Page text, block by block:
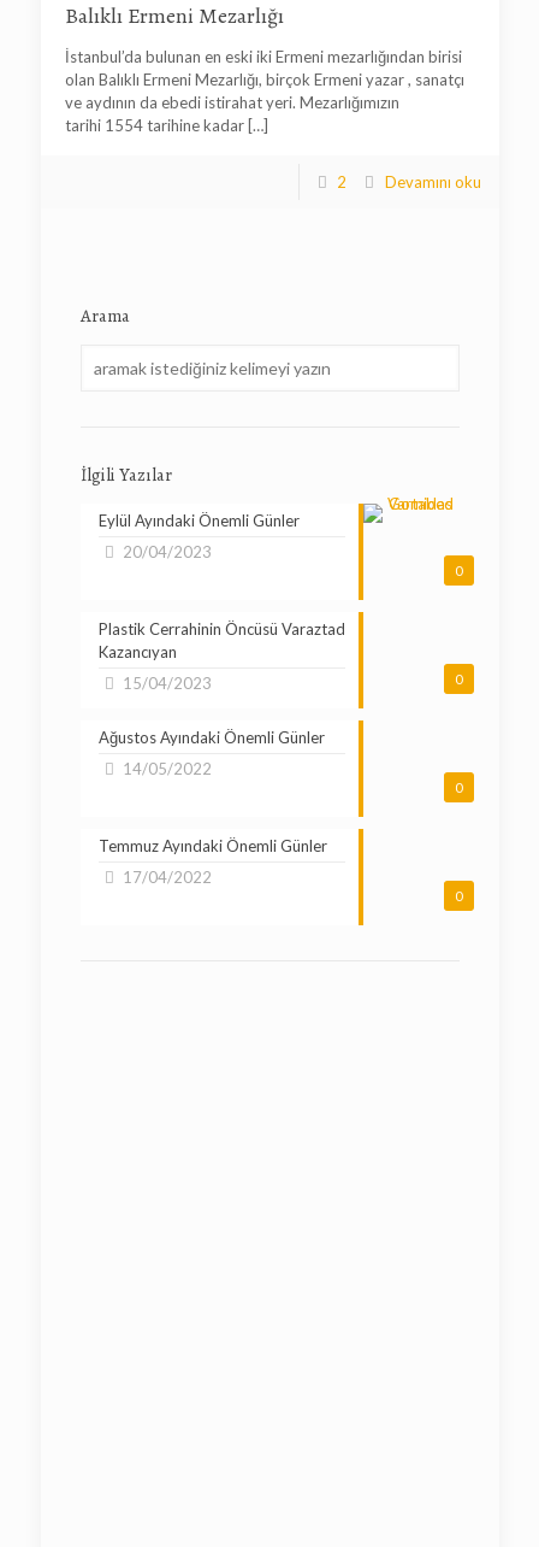
Balıklı Ermeni Mezarlığı
İstanbul’da bulunan en eski iki Ermeni mezarlığından birisi
olan Balıklı Ermeni Mezarlığı, birçok Ermeni yazar , sanatçı
ve aydının da ebedi istirahat yeri. Mezarlığımızın
tarihi 1554 tarihine kadar[…]
2 Devamını oku
Arama
İlgili Yazılar
0
Eylül Ayındaki Önemli Günler
20/04/2023
0
Plastik Cerrahinin Öncüsü Varaztad
Kazancıyan
15/04/2023
0
Ağustos Ayındaki Önemli Günler
14/05/2022
0
Temmuz Ayındaki Önemli Günler
17/04/2022